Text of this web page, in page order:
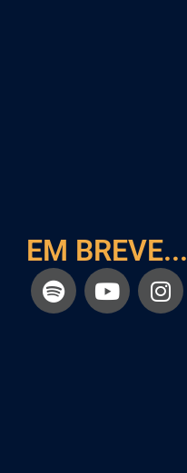
EM BREVE...